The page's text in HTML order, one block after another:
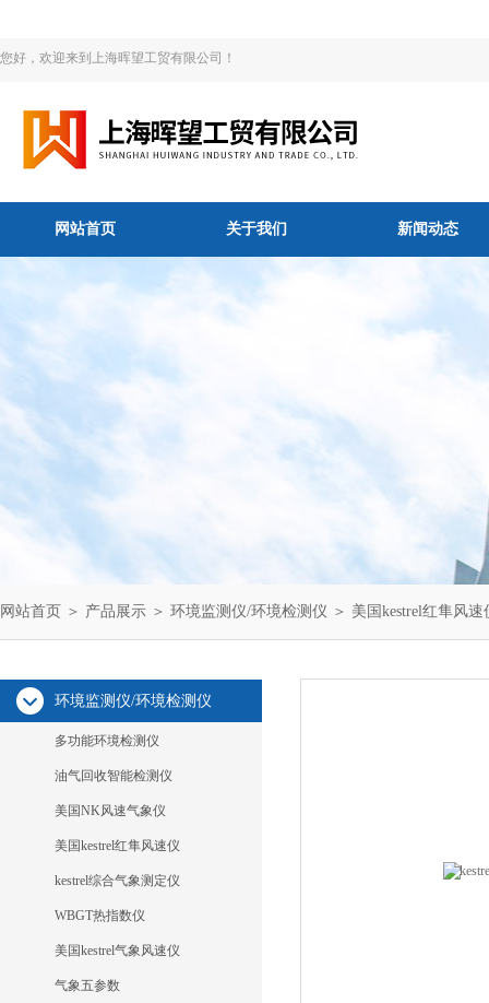
您好，欢迎来到上海晖望工贸有限公司！
网站首页 关于我们 新闻动态
网站首页 ＞ 产品展示 ＞ 环境监测仪/环境检测仪 ＞ 美国kestrel红隼风速
环境监测仪/环境检测仪
多功能环境检测仪
油气回收智能检测仪
美国NK风速气象仪
美国kestrel红隼风速仪
kestrel综合气象测定仪
WBGT热指数仪
美国kestrel气象风速仪
气象五参数